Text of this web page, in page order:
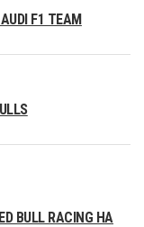
F1 TEAM
BULL RACING НА